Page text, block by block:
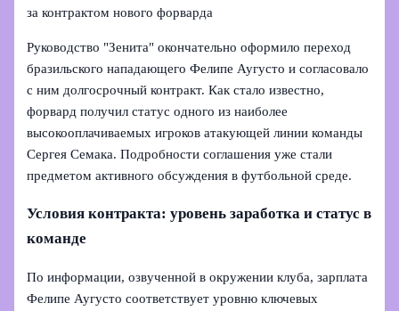
за контрактом нового форварда
Руководство "Зенита" окончательно оформило переход
бразильского нападающего Фелипе Аугусто и согласовало
с ним долгосрочный контракт. Как стало известно,
форвард получил статус одного из наиболее
высокооплачиваемых игроков атакующей линии команды
Сергея Семака. Подробности соглашения уже стали
предметом активного обсуждения в футбольной среде.
Условия контракта: уровень заработка и статус в
команде
По информации, озвученной в окружении клуба, зарплата
Фелипе Аугусто соответствует уровню ключевых